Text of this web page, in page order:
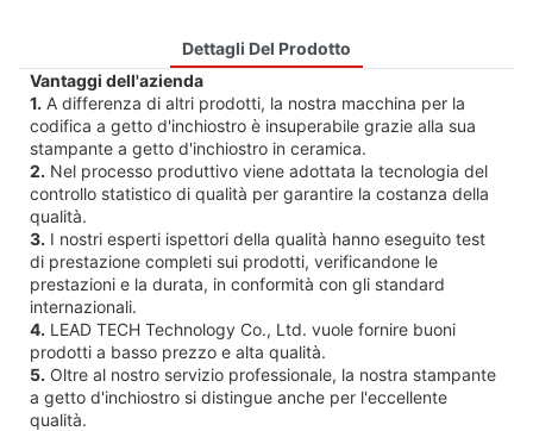
Dettagli Del Prodotto
Vantaggi dell'azienda
1. A differenza di altri prodotti, la nostra macchina per la
codifica a getto d'inchiostro è insuperabile grazie alla sua
stampante a getto d'inchiostro in ceramica.
2. Nel processo produttivo viene adottata la tecnologia del
controllo statistico di qualità per garantire la costanza della
qualità.
3. I nostri esperti ispettori della qualità hanno eseguito test
di prestazione completi sui prodotti, verificandone le
prestazioni e la durata, in conformità con gli standard
internazionali.
4. LEAD TECH Technology Co., Ltd. vuole fornire buoni
prodotti a basso prezzo e alta qualità.
5. Oltre al nostro servizio professionale, la nostra stampante
a getto d'inchiostro si distingue anche per l'eccellente
qualità.